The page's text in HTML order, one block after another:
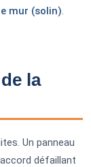
mur (solin).
la
Un panneau
défaillant